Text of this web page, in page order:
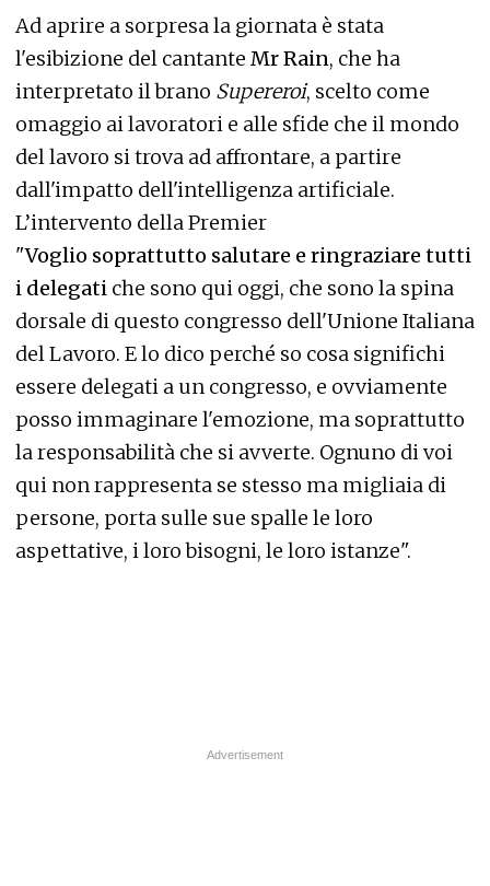
Ad aprire a sorpresa la giornata è stata
l'esibizione del cantante Mr Rain, che ha
interpretato il brano Supereroi, scelto come
omaggio ai lavoratori e alle sfide che il mondo
del lavoro si trova ad affrontare, a partire
dall'impatto dell'intelligenza artificiale.
L’intervento della Premier
"Voglio soprattutto salutare e ringraziare tutti
i delegati che sono qui oggi, che sono la spina
dorsale di questo congresso dell'Unione Italiana
del Lavoro. E lo dico perché so cosa significhi
essere delegati a un congresso, e ovviamente
posso immaginare l'emozione, ma soprattutto
la responsabilità che si avverte. Ognuno di voi
qui non rappresenta se stesso ma migliaia di
persone, porta sulle sue spalle le loro
aspettative, i loro bisogni, le loro istanze".